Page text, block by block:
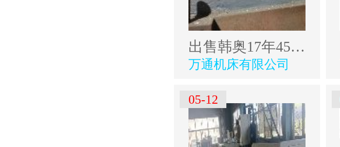
出售韩奥17年4500型材加工中心
万通机床有限公司
05-12